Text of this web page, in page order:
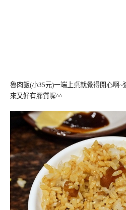
魯肉飯(小35元)一端上桌就覺得開心啊
來又好有膠質喔^^